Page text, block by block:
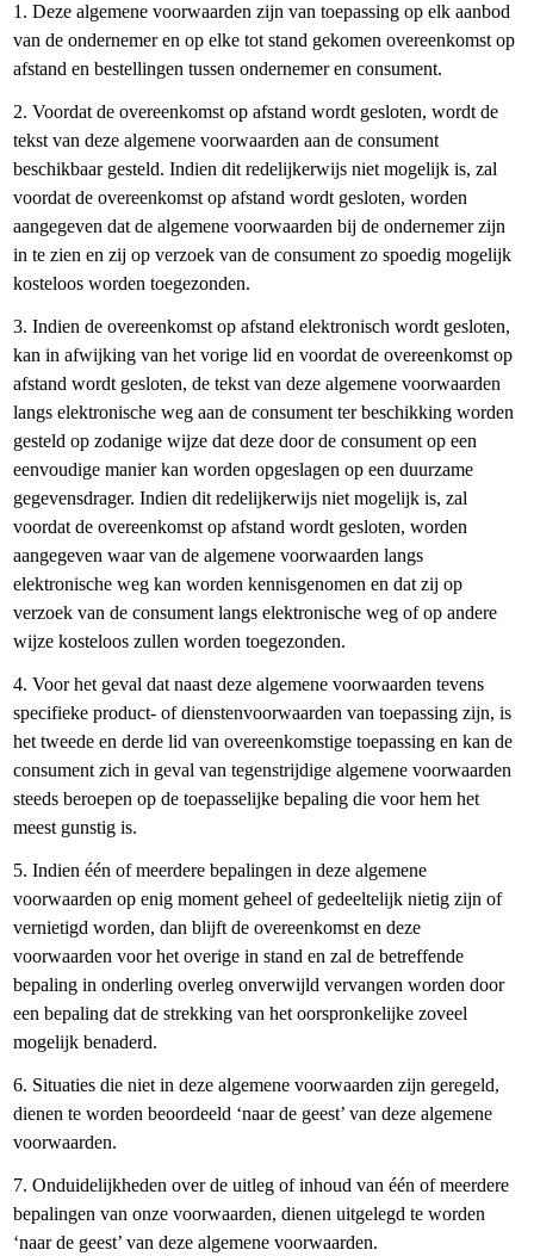
1. Deze algemene voorwaarden zijn van toepassing op elk aanbod
van de ondernemer en op elke tot stand gekomen overeenkomst op
afstand en bestellingen tussen ondernemer en consument.
2. Voordat de overeenkomst op afstand wordt gesloten, wordt de
tekst van deze algemene voorwaarden aan de consument
beschikbaar gesteld. Indien dit redelijkerwijs niet mogelijk is, zal
voordat de overeenkomst op afstand wordt gesloten, worden
aangegeven dat de algemene voorwaarden bij de ondernemer zijn
in te zien en zij op verzoek van de consument zo spoedig mogelijk
kosteloos worden toegezonden.
3. Indien de overeenkomst op afstand elektronisch wordt gesloten,
kan in afwijking van het vorige lid en voordat de overeenkomst op
afstand wordt gesloten, de tekst van deze algemene voorwaarden
langs elektronische weg aan de consument ter beschikking worden
gesteld op zodanige wijze dat deze door de consument op een
eenvoudige manier kan worden opgeslagen op een duurzame
gegevensdrager. Indien dit redelijkerwijs niet mogelijk is, zal
voordat de overeenkomst op afstand wordt gesloten, worden
aangegeven waar van de algemene voorwaarden langs
elektronische weg kan worden kennisgenomen en dat zij op
verzoek van de consument langs elektronische weg of op andere
wijze kosteloos zullen worden toegezonden.
4. Voor het geval dat naast deze algemene voorwaarden tevens
specifieke product- of dienstenvoorwaarden van toepassing zijn, is
het tweede en derde lid van overeenkomstige toepassing en kan de
consument zich in geval van tegenstrijdige algemene voorwaarden
steeds beroepen op de toepasselijke bepaling die voor hem het
meest gunstig is.
5. Indien één of meerdere bepalingen in deze algemene
voorwaarden op enig moment geheel of gedeeltelijk nietig zijn of
vernietigd worden, dan blijft de overeenkomst en deze
voorwaarden voor het overige in stand en zal de betreffende
bepaling in onderling overleg onverwijld vervangen worden door
een bepaling dat de strekking van het oorspronkelijke zoveel
mogelijk benaderd.
6. Situaties die niet in deze algemene voorwaarden zijn geregeld,
dienen te worden beoordeeld ‘naar de geest’ van deze algemene
voorwaarden.
7. Onduidelijkheden over de uitleg of inhoud van één of meerdere
bepalingen van onze voorwaarden, dienen uitgelegd te worden
‘naar de geest’ van deze algemene voorwaarden.